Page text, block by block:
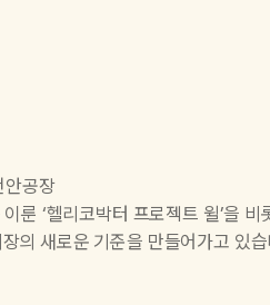
안공장
룬 ‘헬리코박터 프로젝트 윌’을
의 새로운 기준을 만들어가고 있